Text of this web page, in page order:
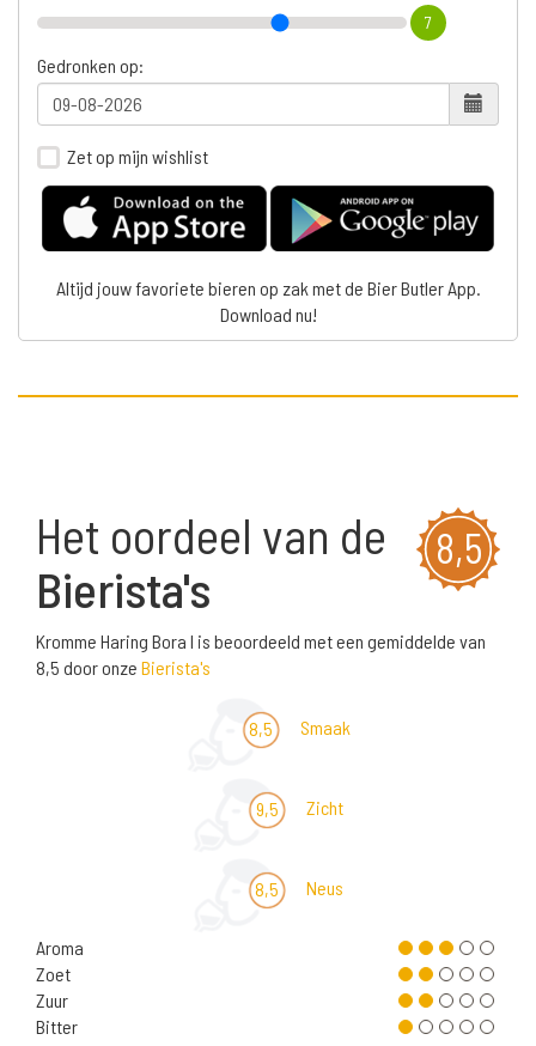
7
Gedronken op:
Zet op mijn wishlist
Altijd jouw favoriete bieren op zak met de Bier Butler App.
Download nu!
8,5
Het oordeel van de
Bierista's
Kromme Haring Bora I is beoordeeld met een gemiddelde van
8,5 door onze Bierista's
8,5 Smaak
9,5 Zicht
8,5 Neus
Aroma
Zoet
Zuur
Bitter